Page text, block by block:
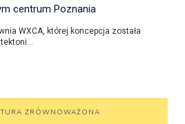
centrum Poznania
WXCA, której koncepcja została
ZRÓWNOWAŻONA